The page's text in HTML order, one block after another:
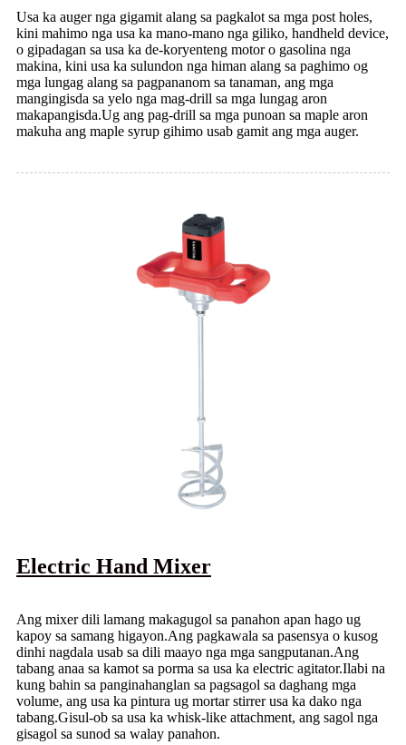
Usa ka auger nga gigamit alang sa pagkalot sa mga post holes,
kini mahimo nga usa ka mano-mano nga giliko, handheld device,
o gipadagan sa usa ka de-koryenteng motor o gasolina nga
makina, kini usa ka sulundon nga himan alang sa paghimo og
mga lungag alang sa pagpananom sa tanaman, ang mga
mangingisda sa yelo nga mag-drill sa mga lungag aron
makapangisda.Ug ang pag-drill sa mga punoan sa maple aron
makuha ang maple syrup gihimo usab gamit ang mga auger.
Electric Hand Mixer
Ang mixer dili lamang makagugol sa panahon apan hago ug
kapoy sa samang higayon.Ang pagkawala sa pasensya o kusog
dinhi nagdala usab sa dili maayo nga mga sangputanan.Ang
tabang anaa sa kamot sa porma sa usa ka electric agitator.Ilabi na
kung bahin sa panginahanglan sa pagsagol sa daghang mga
volume, ang usa ka pintura ug mortar stirrer usa ka dako nga
tabang.Gisul-ob sa usa ka whisk-like attachment, ang sagol nga
gisagol sa sunod sa walay panahon.